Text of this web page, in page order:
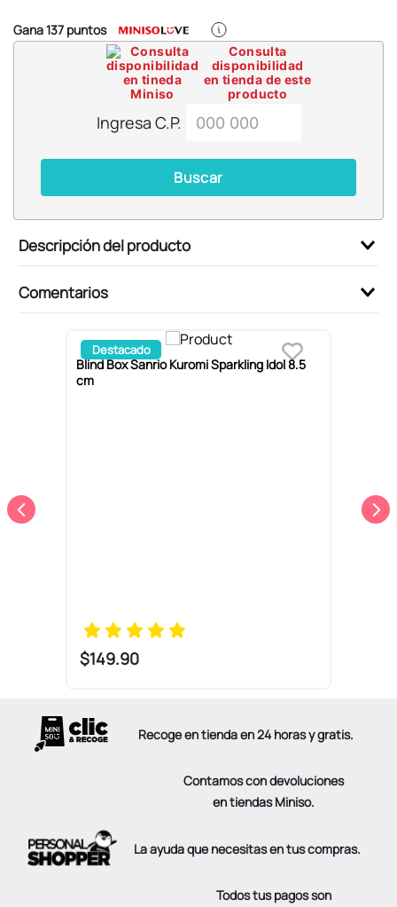
Gana137 puntos
Consulta
disponibilidad
en tienda de este
producto
Ingresa C.P.
Buscar
Descripción del producto
Comentarios
Destacado
Blind Box Sanrio Kuromi Sparkling Idol 8.5
cm
$149.90
Recoge en tienda en 24 horas y gratis.
Contamos con devoluciones
en tiendas Miniso.
La ayuda que necesitas en tus compras.
Todos tus pagos son